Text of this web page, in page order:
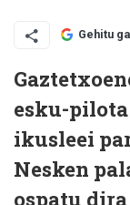
Gehitu
esku-
ikusleei
Nesken
ospatu